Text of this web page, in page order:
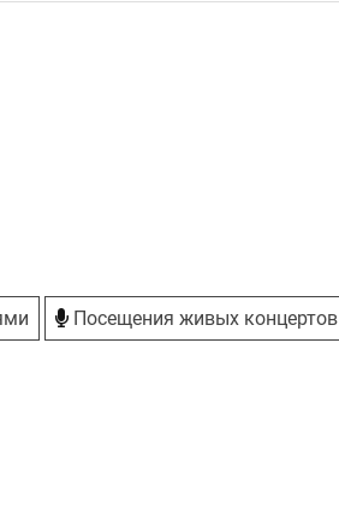
Посещения живых концертов